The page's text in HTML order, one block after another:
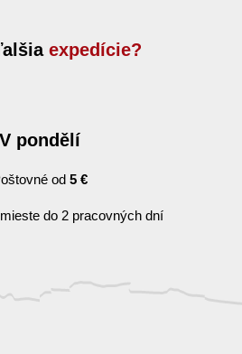
expedície?
V pondělí
od 5 €
do 2 pracovných dní